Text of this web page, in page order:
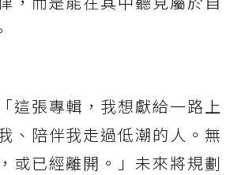
這張專輯，我想獻給一路上
、陪伴我走過低潮的人。無
或已經離開。」未來將規劃